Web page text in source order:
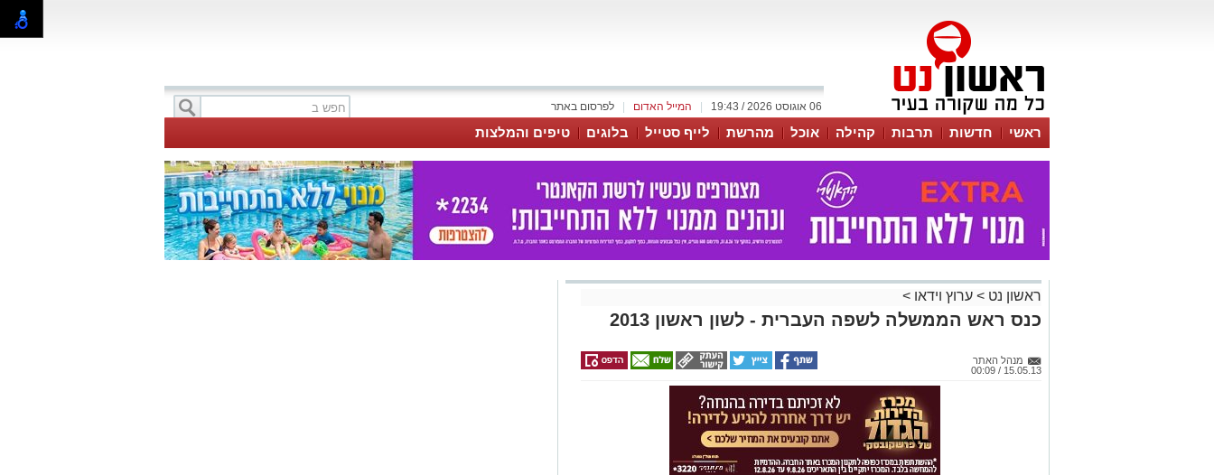
לפרסום באתר המייל האדום 06 אוגוסט 2026 / 19:43
ראשי חדשות תרבות קהילה אוכל מהרשת לייף סטייל בלוגים טיפים והמלצות
ראשון נט > ערוץ וידאו >
כנס ראש הממשלה לשפה העברית - לשון ראשון 2013
מנהל האתר
15.05.13 / 00:09